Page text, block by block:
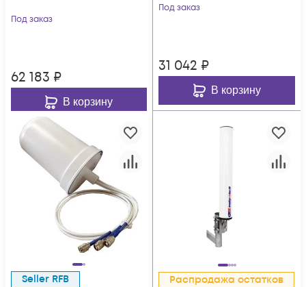
Под заказ
62 183 ₽
В корзину
Под заказ
31 042 ₽
В корзину
Seller RFB Распродажа остатков